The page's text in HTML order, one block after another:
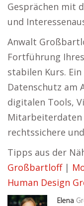
Gesprächen mit
und
Anwalt
Fortführung
stabilen Kurs.
Datenschutz am
digitalen Tools,
Mitarbeiterdaten
rechtssichere
Tipps aus der
Großbartloff|
Human Design
Elena